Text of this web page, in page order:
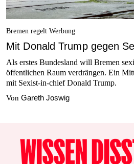
Bremen regelt Werbung
Mit Donald Trump gegen
Als erstes Bundesland will Bremen
öffentlichen Raum verdrängen. Ein
mit Sexist-in-chief Donald Trump.
Von Gareth Joswig